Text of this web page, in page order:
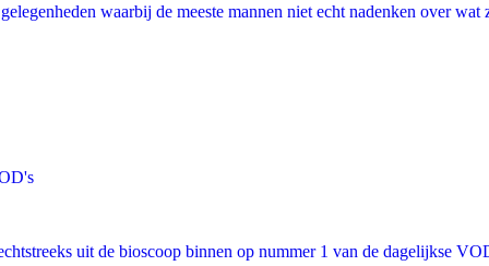
waarbij de meeste mannen niet echt nadenken over
uit de bioscoop binnen op nummer 1 van de dagelijkse